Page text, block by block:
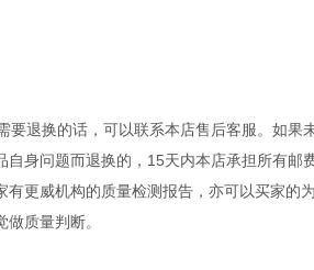
要退换的话，可以联系本店售后客服。如果
身问题而退换的，15天内本店承担所有邮
更威机构的质量检测报告，亦可以买家的
质量判断。